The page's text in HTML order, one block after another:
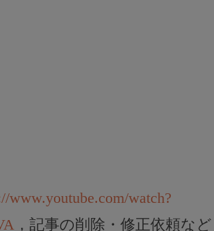
www.youtube.com/watch?
，記事の削除・修正依頼など